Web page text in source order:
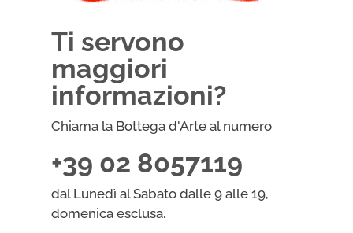
Ti servono
maggiori
informazioni?
Chiama la Bottega d'Arte al numero
+39 02 8057119
dal Lunedì al Sabato dalle 9 alle 19,
domenica esclusa.